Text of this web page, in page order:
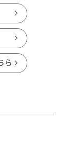
ら